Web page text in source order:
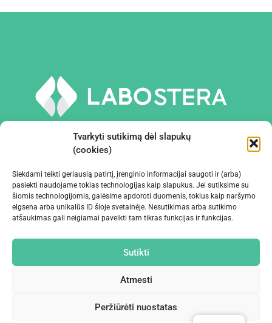
Tvarkyti sutikimą dėl slapukų
(cookies)
Siekdami teikti geriausią patirtį, įrenginio informacijai saugoti ir (arba)
pasiekti naudojame tokias technologijas kaip slapukus. Jei sutiksime su
šiomis technologijomis, galėsime apdoroti duomenis, tokius kaip naršymo
elgsena arba unikalūs ID šioje svetainėje. Nesutikimas arba sutikimo
atšaukimas gali neigiamai paveikti tam tikras funkcijas ir funkcijas.
Sutikti
Atmesti
Peržiūrėti nuostatas
PRIEMONĖS IR ĮRANGA
ĮMONĖ